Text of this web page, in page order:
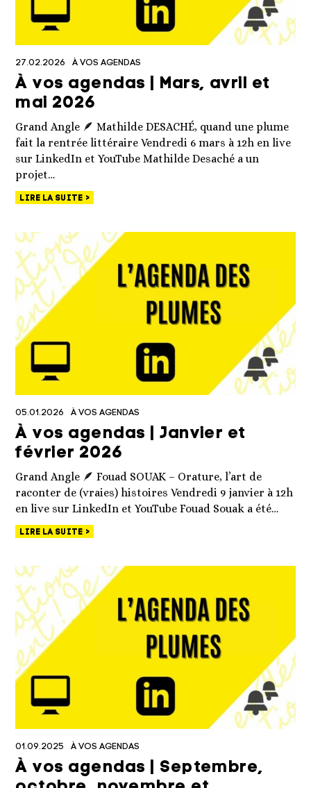
27.02.2026 À VOS AGENDAS
À vos agendas | Mars, avril et
mai 2026
Grand Angle 🪶 Mathilde DESACHÉ, quand une plume
fait la rentrée littéraire Vendredi 6 mars à 12h en live
sur LinkedIn et YouTube Mathilde Desaché a un
projet…
LIRE LA SUITE
05.01.2026 À VOS AGENDAS
À vos agendas | Janvier et
février 2026
Grand Angle 🪶 Fouad SOUAK – Orature, l’art de
raconter de (vraies) histoires Vendredi 9 janvier à 12h
en live sur LinkedIn et YouTube Fouad Souak a été…
LIRE LA SUITE
01.09.2025 À VOS AGENDAS
À vos agendas | Septembre,